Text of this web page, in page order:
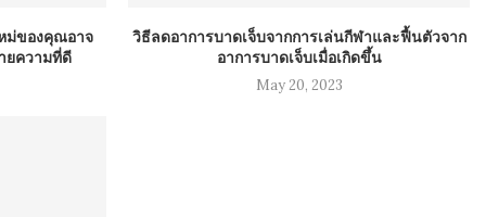
ม่ของคุณอาจ
ยความที่ดี
วิธีลดอาการบาดเจ็บจากการเล่นกีฬาและฟื้นตัวจาก
อาการบาดเจ็บเมื่อเกิดขึ้น
May 20, 2023